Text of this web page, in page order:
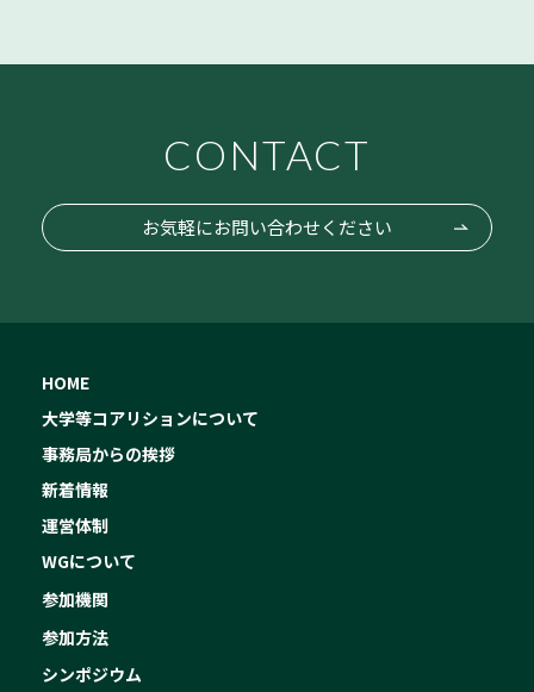
CONTACT
お気軽にお問い合わせください
HOME
大学等コアリションについて
事務局からの挨拶
新着情報
運営体制
WGについて
参加機関
参加方法
シンポジウム